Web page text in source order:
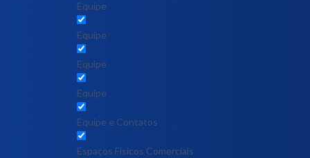
Equipe
Equipe
Equipe
Equipe
Equipe e Contatos
Espaços Físicos Comerciais